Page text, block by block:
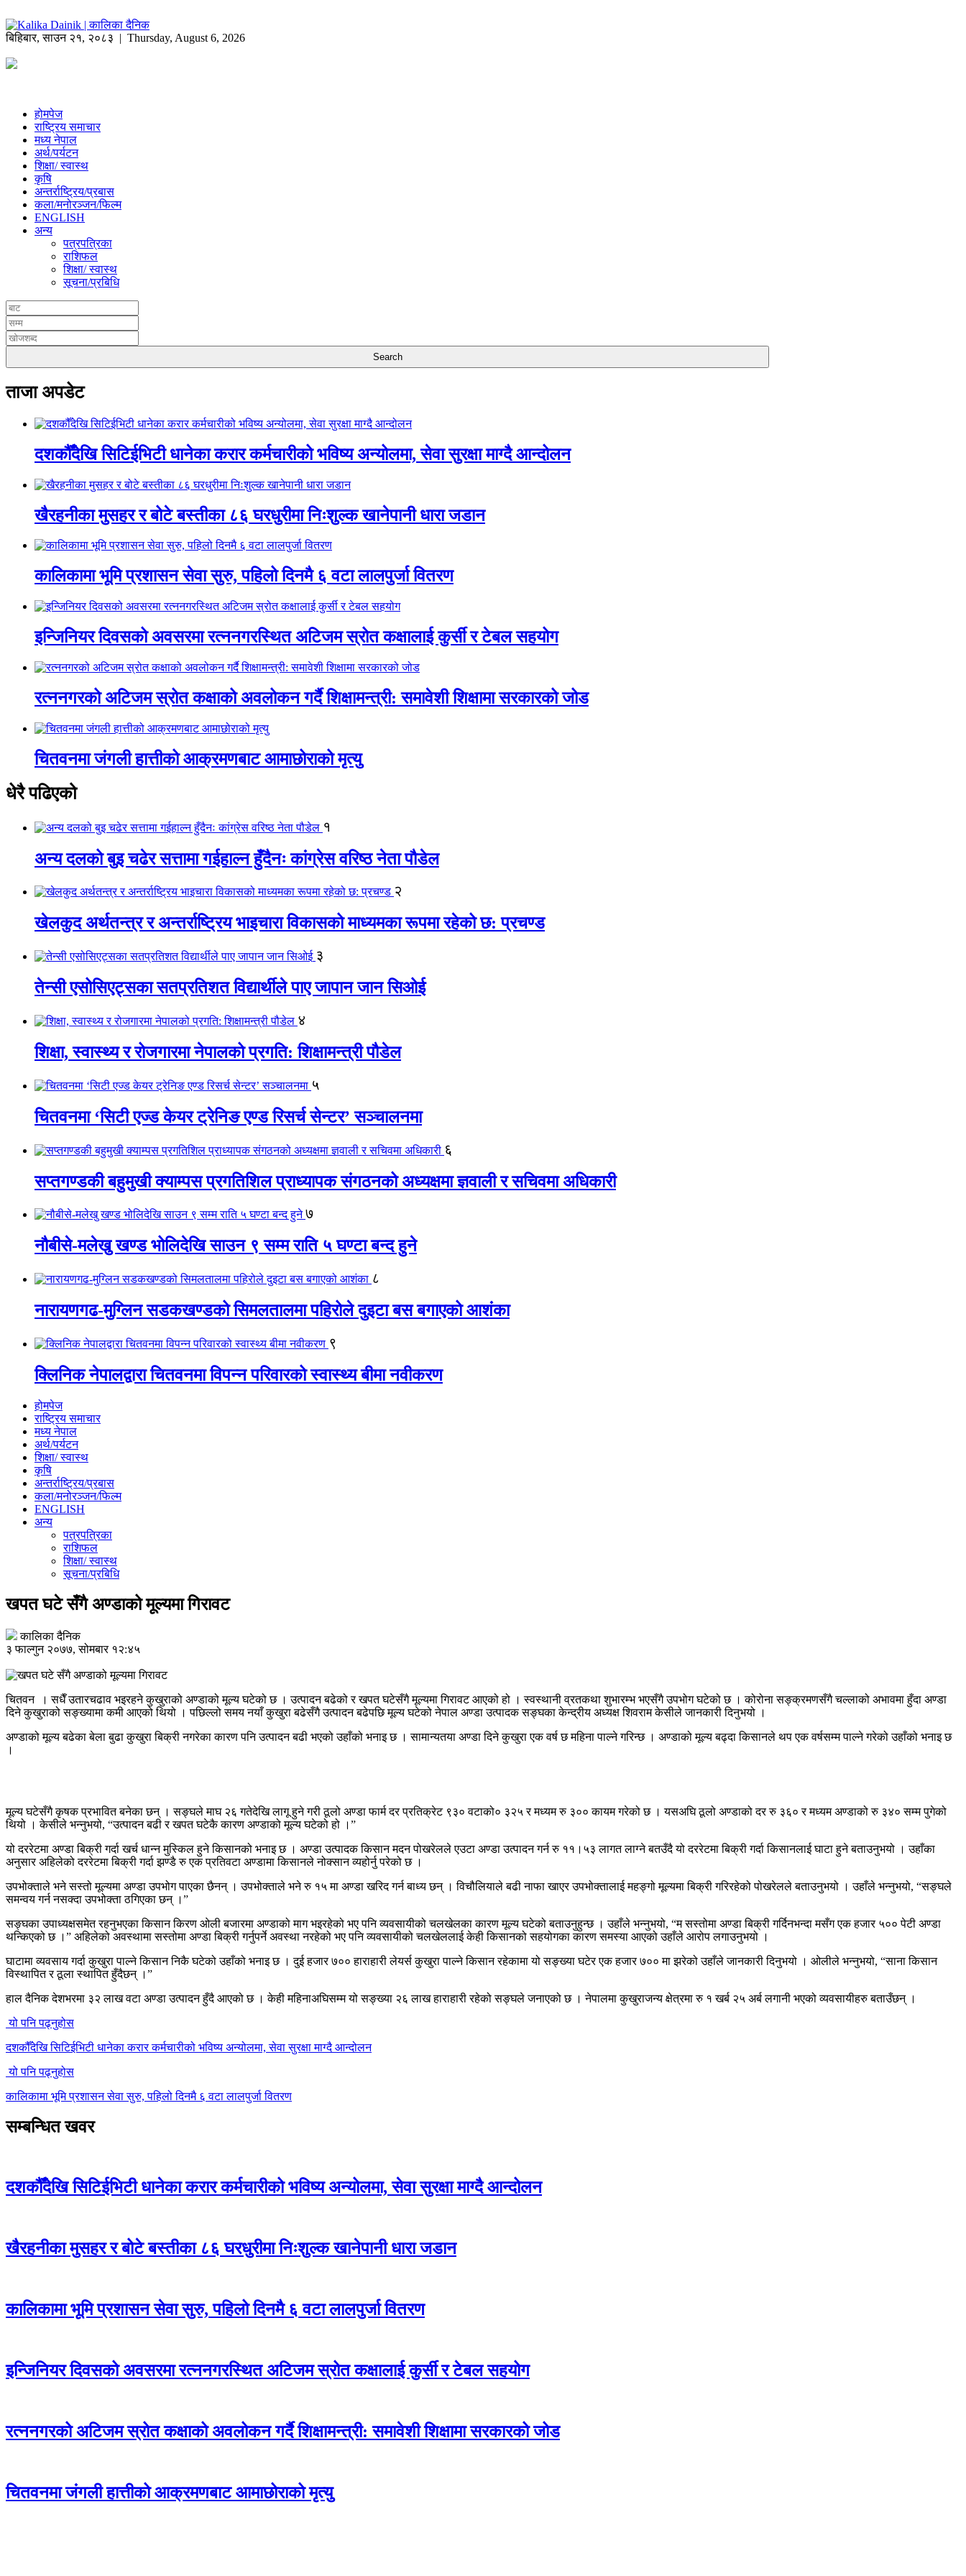
बिहिबार,साउन २१, २०८३ | Thursday, August 6, 2026
होमपेज
राष्ट्रिय समाचार
मध्य नेपाल
अर्थ/पर्यटन
शिक्षा/ स्वास्थ
कृषि
अन्तर्राष्ट्रिय/प्रबास
कला/मनोरञ्जन/फिल्म
ENGLISH
अन्य
पत्रपत्रिका
राशिफल
शिक्षा/ स्वास्थ
सूचना/प्रबिधि
ताजा अपडेट
दशकौँदेखि सिटिईभिटी धानेका करार कर्मचारीको भविष्य अन्योलमा, सेवा सुरक्षा माग्दै आन्दोलन
खैरहनीका मुसहर र बोटे बस्तीका ८६ घरधुरीमा निःशुल्क खानेपानी धारा जडान
कालिकामा भूमि प्रशासन सेवा सुरु, पहिलो दिनमै ६ वटा लालपुर्जा वितरण
इन्जिनियर दिवसको अवसरमा रत्ननगरस्थित अटिजम स्रोत कक्षालाई कुर्सी र टेबल सहयोग
रत्ननगरको अटिजम स्रोत कक्षाको अवलोकन गर्दै शिक्षामन्त्री: समावेशी शिक्षामा सरकारको जोड
चितवनमा जंगली हात्तीको आक्रमणबाट आमाछोराको मृत्यु
धेरै पढिएको
१
अन्य दलको बुइ चढेर सत्तामा गईहाल्न हुँदैनः कांग्रेस वरिष्ठ नेता पौडेल
२
खेलकुद अर्थतन्त्र र अन्तर्राष्ट्रिय भाइचारा विकासको माध्यमका रूपमा रहेको छ: प्रचण्ड
३
तेन्सी एसोसिएट्सका सतप्रतिशत विद्यार्थीले पाए जापान जान सिओई
४
शिक्षा, स्वास्थ्य र रोजगारमा नेपालको प्रगति: शिक्षामन्त्री पौडेल
५
चितवनमा ‘सिटी एज्ड केयर ट्रेनिङ एण्ड रिसर्च सेन्टर’ सञ्चालनमा
६
सप्तगण्डकी बहुमुखी क्याम्पस प्रगतिशिल प्राध्यापक संगठनको अध्यक्षमा ज्ञवाली र सचिवमा अधिकारी
७
नौबीसे-मलेखु खण्ड भोलिदेखि साउन ९ सम्म राति ५ घण्टा बन्द हुने
८
नारायणगढ-मुग्लिन सडकखण्डको सिमलतालमा पहिरोले दुइटा बस बगाएको आशंका
९
क्लिनिक नेपालद्वारा चितवनमा विपन्न परिवारको स्वास्थ्य बीमा नवीकरण
होमपेज
राष्ट्रिय समाचार
मध्य नेपाल
अर्थ/पर्यटन
शिक्षा/ स्वास्थ
कृषि
अन्तर्राष्ट्रिय/प्रबास
कला/मनोरञ्जन/फिल्म
ENGLISH
अन्य
पत्रपत्रिका
राशिफल
शिक्षा/ स्वास्थ
सूचना/प्रबिधि
खपत घटे सँगै अण्डाको मूल्यमा गिरावट
कालिका दैनिक
३ फाल्गुन २०७७, सोमबार १२:४५
चितवन । सधैँ उतारचढाव भइरहने कुखुराको अण्डाको मूल्य घटेको छ । उत्पादन बढेको र खपत घटेसँगै मूल्यमा गिरावट आएको हो । स्वस्थानी व्रतकथा शुभारम्भ भएसँगै उपभोग घटेको छ । कोरोना सङ्क्रमणसँगै चल्लाको अभावमा हुँदा अण्डा
दिने कुखुराको सङ्ख्यामा कमी आएको थियो । पछिल्लो समय नयाँ कुखुरा बढेसँगै उत्पादन बढेपछि मूल्य घटेको नेपाल अण्डा उत्पादक सङ्घका केन्द्रीय अध्यक्ष शिवराम केसीले जानकारी दिनुभयो ।
अण्डाको मूल्य बढेका बेला बुढा कुखुरा बिक्री नगरेका कारण पनि उत्पादन बढी भएको उहाँको भनाइ छ । सामान्यतया अण्डा दिने कुखुरा एक वर्ष छ महिना पाल्ने गरिन्छ । अण्डाको मूल्य बढ्दा किसानले थप एक वर्षसम्म पाल्ने गरेको उहाँको भनाइ छ
।
मूल्य घटेसँगै कृषक प्रभावित बनेका छन् । सङ्घले माघ २६ गतेदेखि लागू हुने गरी ठूलो अण्डा फार्म दर प्रतिक्रेट ९३० वटाको० ३२५ र मध्यम रु ३०० कायम गरेको छ । यसअघि ठूलो अण्डाको दर रु ३६० र मध्यम अण्डाको रु ३४० सम्म पुगेको
थियो । केसीले भन्नुभयो, “उत्पादन बढी र खपत घटेकै कारण अण्डाको मूल्य घटेको हो ।”
यो दररेटमा अण्डा बिक्री गर्दा खर्च धान्न मुस्किल हुने किसानको भनाइ छ । अण्डा उत्पादक किसान मदन पोखरेलले एउटा अण्डा उत्पादन गर्न रु ११।५३ लागत लाग्ने बतउँदै यो दररेटमा बिक्री गर्दा किसानलाई घाटा हुने बताउनुभयो । उहाँका
अनुसार अहिलेको दररेटमा बिक्री गर्दा झण्डै रु एक प्रतिवटा अण्डामा किसानले नोक्सान व्यहोर्नु परेको छ ।
उपभोक्ताले भने सस्तो मूल्यमा अण्डा उपभोग पाएका छैनन् । उपभोक्ताले भने रु १५ मा अण्डा खरिद गर्न बाध्य छन् । विचौलियाले बढी नाफा खाएर उपभोक्तालाई महङ्गो मूल्यमा बिक्री गरिरहेको पोखरेलले बताउनुभयो । उहाँले भन्नुभयो, “सङ्घले
समन्वय गर्न नसक्दा उपभोक्ता ठगिएका छन् ।”
सङ्घका उपाध्यक्षसमेत रहनुभएका किसान किरण ओली बजारमा अण्डाको माग भइरहेको भए पनि व्यवसायीको चलखेलका कारण मूल्य घटेको बताउनुहुन्छ । उहाँले भन्नुभयो, “म सस्तोमा अण्डा बिक्री गर्दिनभन्दा मसँग एक हजार ५०० पेटी अण्डा
थन्किएको छ ।” अहिलेको अवस्थामा सस्तोमा अण्डा बिक्री गर्नुपर्ने अवस्था नरहेको भए पनि व्यवसायीको चलखेललाई केही किसानको सहयोगका कारण समस्या आएको उहाँले आरोप लगाउनुभयो ।
घाटामा व्यवसाय गर्दा कुखुरा पाल्ने किसान निकै घटेको उहाँको भनाइ छ । दुई हजार ७०० हाराहारी लेयर्स कुखुरा पाल्ने किसान रहेकामा यो सङ्ख्या घटेर एक हजार ७०० मा झरेको उहाँले जानकारी दिनुभयो । ओलीले भन्नुभयो, “साना किसान
विस्थापित र ठूला स्थापित हुँदैछन् ।”
हाल दैनिक देशभरमा ३२ लाख वटा अण्डा उत्पादन हुँदै आएको छ । केही महिनाअघिसम्म यो सङ्ख्या २६ लाख हाराहारी रहेको सङ्घले जनाएको छ । नेपालमा कुखुराजन्य क्षेत्रमा रु १ खर्ब २५ अर्ब लगानी भएको व्यवसायीहरु बताउँछन् ।
यो पनि पढ्नुहोस
दशकौँदेखि सिटिईभिटी धानेका करार कर्मचारीको भविष्य अन्योलमा, सेवा सुरक्षा माग्दै आन्दोलन
यो पनि पढ्नुहोस
कालिकामा भूमि प्रशासन सेवा सुरु, पहिलो दिनमै ६ वटा लालपुर्जा वितरण
सम्बन्धित खवर
दशकौँदेखि सिटिईभिटी धानेका करार कर्मचारीको भविष्य अन्योलमा, सेवा सुरक्षा माग्दै आन्दोलन
खैरहनीका मुसहर र बोटे बस्तीका ८६ घरधुरीमा निःशुल्क खानेपानी धारा जडान
कालिकामा भूमि प्रशासन सेवा सुरु, पहिलो दिनमै ६ वटा लालपुर्जा वितरण
इन्जिनियर दिवसको अवसरमा रत्ननगरस्थित अटिजम स्रोत कक्षालाई कुर्सी र टेबल सहयोग
रत्ननगरको अटिजम स्रोत कक्षाको अवलोकन गर्दै शिक्षामन्त्री: समावेशी शिक्षामा सरकारको जोड
चितवनमा जंगली हात्तीको आक्रमणबाट आमाछोराको मृत्यु